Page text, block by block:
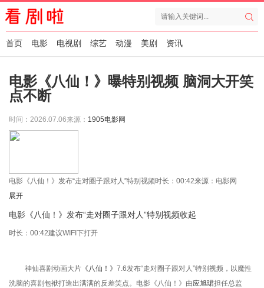
首页 电影 电视剧 综艺 动漫 美剧 资讯
电影《八仙！》曝特别视频 脑洞大开笑
点不断
时间：2026.07.06来源： 1905电影网
电影《八仙！》发布“走对圈子跟对人”特别视频时长：00:42来源：电影网
展开
电影《八仙！》发布“走对圈子跟对人”特别视频收起
时长：00:42建议WIFI下打开
神仙喜剧动画大片 《八仙！》 7.6发布“走对圈子跟对人”特别视频，以魔性
洗脑的喜剧包袱打造出满满的反差笑点。电影《八仙！》由应旭珺担任总监